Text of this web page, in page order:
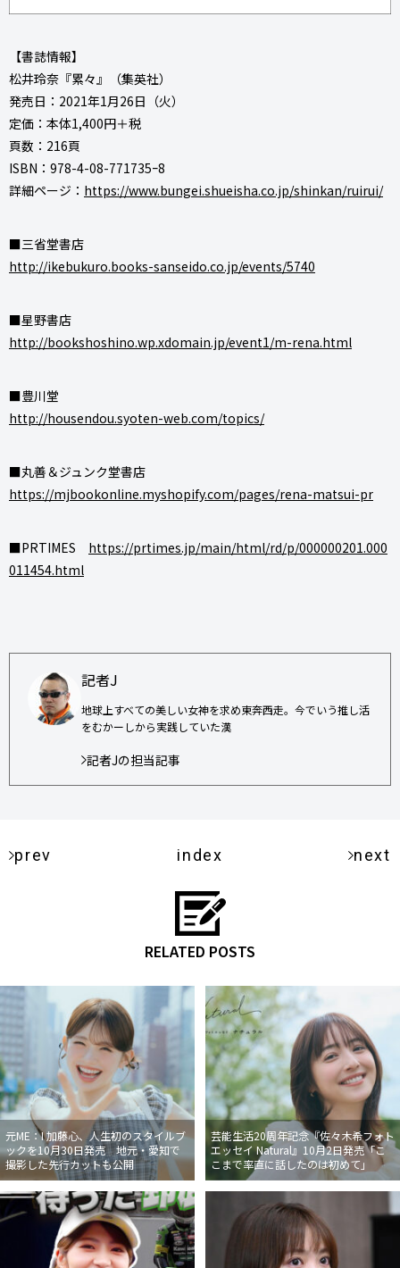
【書誌情報】
松井玲奈『累々』（集英社）
発売日：2021年1月26日（火）
定価：本体1,400円＋税
頁数：216頁
ISBN：978-4-08-771735ｰ8
詳細ページ： https://www.bungei.shueisha.co.jp/shinkan/ruirui/
■三省堂書店
http://ikebukuro.books-sanseido.co.jp/events/5740
■星野書店
http://bookshoshino.wp.xdomain.jp/event1/m-rena.html
■豊川堂
http://housendou.syoten-web.com/topics/
■丸善＆ジュンク堂書店
https://mjbookonline.myshopify.com/pages/rena-matsui-pr
■PRTIMES https://prtimes.jp/main/html/rd/p/000000201.000
011454.html
記者J
地球上すべての美しい女神を求め東奔西走。今でいう推し活
をむかーしから実践していた漢
記者Jの担当記事
prev index next
RELATED POSTS
元ME：I 加藤心、人生初のスタイルブ
ックを10月30日発売 地元・愛知で
撮影した先行カットも公開
芸能生活20周年記念『佐々木希フォト
エッセイ Natural』10月2日発売「こ
こまで率直に話したのは初めて」